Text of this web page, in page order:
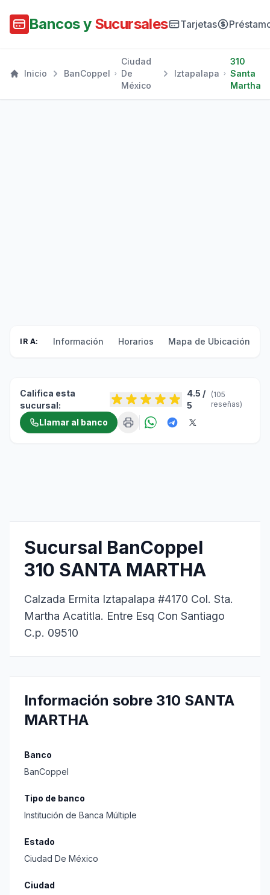
Bancos y Sucursales Tarjetas
Inicio BanCoppel
Ciudad
De
México
Iztapalapa
310
Santa
Martha
IR A: Información Horarios Mapa de Ubicación
Califica esta
sucursal:
4.5 /
5
(105
reseñas)
Llamar al banco
Sucursal BanCoppel
310 SANTA MARTHA
Calzada Ermita Iztapalapa #4170 Col. Sta.
Martha Acatitla. Entre Esq Con Santiago
C.p. 09510
Información sobre 310 SANTA
MARTHA
Banco
BanCoppel
Tipo de banco
Institución de Banca Múltiple
Estado
Ciudad De México
Ciudad